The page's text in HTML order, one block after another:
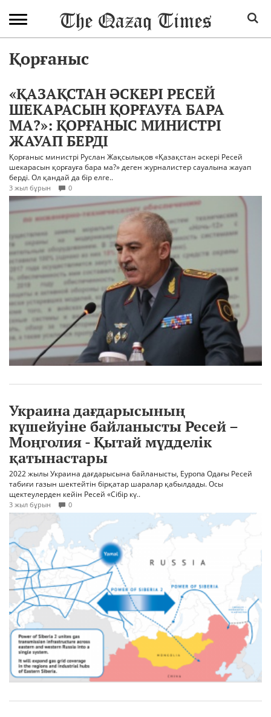
Қорғаныс
«ҚАЗАҚСТАН ӘСКЕРІ РЕСЕЙ
ШЕКАРАСЫН ҚОРҒАУҒА БАРА
МА?»: ҚОРҒАНЫС МИНИСТРІ
ЖАУАП БЕРДІ
Қорғаныс министрі Руслан Жақсылықов «Қазақстан әскері Ресей
шекарасын қорғауға бара ма?» деген журналистер сауалына жауап
берді. Ол қандай да бір елге..
3 жыл бұрын 0
Украина дағдарысының
күшейуіне байланысты Ресей –
Моңголия - Қытай мүдделік
қатынастары
2022 жылы Украина дағдарысына байланысты, Еуропа Одағы Ресей
табиғи газын шектейтін бірқатар шаралар қабылдады. Осы
щектеулерден кейін Ресей «Сібір кү..
3 жыл бұрын 0